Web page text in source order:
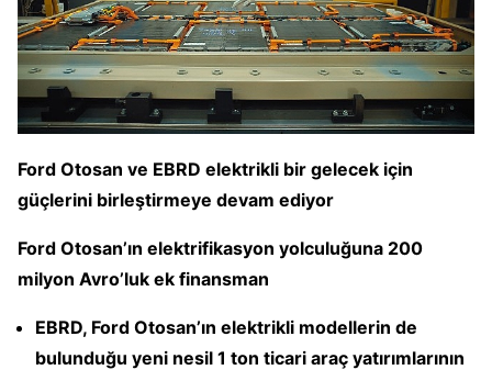
Ford Otosan ve EBRD elektrikli bir gelecek için
güçlerini birleştirmeye devam ediyor
Ford Otosan’ın elektrifikasyon yolculuğuna 200
milyon Avro’luk ek finansman
EBRD, Ford Otosan’ın elektrikli modellerin de
bulunduğu yeni nesil 1 ton ticari araç yatırımlarının